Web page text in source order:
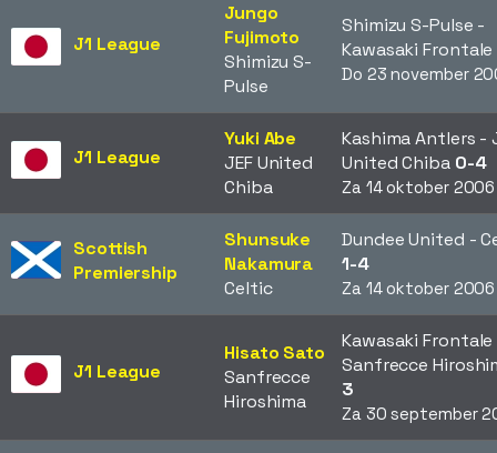
J1 League
Jungo
Fujimoto
Shimizu S-
Pulse
Shimizu S-Pulse -
Kawasaki Frontale
Do 23 november
J1 League
Yuki Abe
JEF United
Chiba
Kashima Antlers -
United Chiba 0-4
Za 14 oktober 2006
Scottish
Premiership
Shunsuke
Nakamura
Celtic
Dundee United -
1-4
Za 14 oktober 2006
J1 League
Hisato Sato
Sanfrecce
Hiroshima
Kawasaki
Sanfrecce
3
Za 30 september